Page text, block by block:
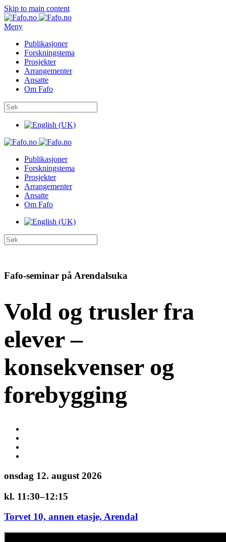
Skip to main content
Meny
Publikasjoner
Forskningstema
Prosjekter
Arrangementer
Ansatte
Om Fafo
Publikasjoner
Forskningstema
Prosjekter
Arrangementer
Ansatte
Om Fafo
Fafo-seminar på Arendalsuka
Vold og trusler fra
elever –
konsekvenser og
forebygging
onsdag 12. august 2026
kl. 11:30–12:15
Torvet 10, annen etasje, Arendal